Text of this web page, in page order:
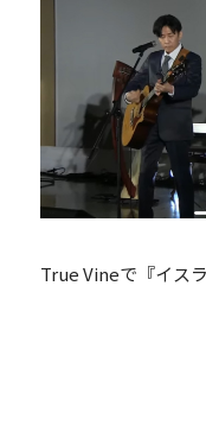
True Vineで『イス